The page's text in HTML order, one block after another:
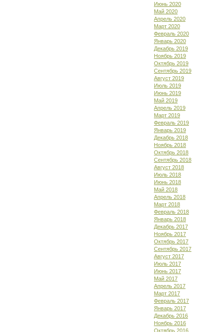
Июнь 2020
Май 2020
Апрель 2020
Март 2020
Февраль 2020
Январь 2020
Декабрь 2019
Ноябрь 2019
Октябрь 2019
Сентябрь 2019
Август 2019
Июль 2019
Июнь 2019
Май 2019
Апрель 2019
Март 2019
Февраль 2019
Январь 2019
Декабрь 2018
Ноябрь 2018
Октябрь 2018
Сентябрь 2018
Август 2018
Июль 2018
Июнь 2018
Май 2018
Апрель 2018
Март 2018
Февраль 2018
Январь 2018
Декабрь 2017
Ноябрь 2017
Октябрь 2017
Сентябрь 2017
Август 2017
Июль 2017
Июнь 2017
Май 2017
Апрель 2017
Март 2017
Февраль 2017
Январь 2017
Декабрь 2016
Ноябрь 2016
Октябрь 2016